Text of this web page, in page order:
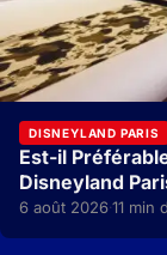
DISNEYLAND PARIS
Est-il
Disneyland
6 août 2026·11 min